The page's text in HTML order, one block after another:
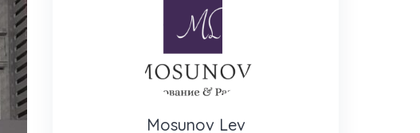
Mosunov Lev